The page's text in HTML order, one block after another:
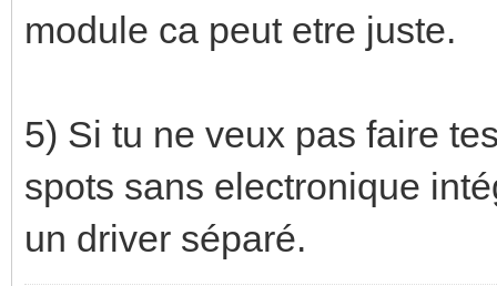
module ca peut etre juste.
5) Si tu ne veux pas faire
spots sans electronique
un driver séparé.